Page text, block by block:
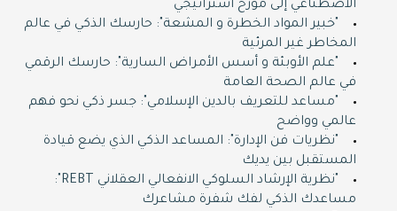
الاصطناعي إلى مؤرخ استراتيجي"
"خبير المواد الخطرة و المشعة": حارسك الذكي في عالم
المخاطر غير المرئية
"علم الأوبئة و أسس الأمراض السارية": حارسك الرقمي
في عالم الصحة العامة
"مساعد للتعريف بالدين الإسلامي": جسر ذكي نحو فهم
عالمي وواضح
"نظريات فن الإدارة": المساعد الذكي الذي يضع قيادة
المستقبل بين يديك
"نظرية الإرشاد السلوكي الانفعالي العقلاني REBT":
مساعدك الذكي لفك شفرة مشاعرك